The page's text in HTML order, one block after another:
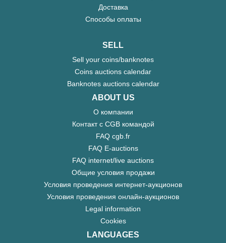
Доставка
Способы оплаты
SELL
Sell your coins/banknotes
Coins auctions calendar
Banknotes auctions calendar
ABOUT US
О компании
Контакт с CGB командой
FAQ cgb.fr
FAQ E-auctions
FAQ internet/live auctions
Общие условия продажи
Условия проведения интернет-аукционов
Условия проведения онлайн-аукционов
Legal information
Cookies
LANGUAGES